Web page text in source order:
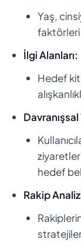
Yaş,
faktörleri
İlgi Alanları:
Hedef
hedef
Rakip